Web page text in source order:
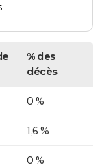
% des
décès
0 %
1,6 %
0 %